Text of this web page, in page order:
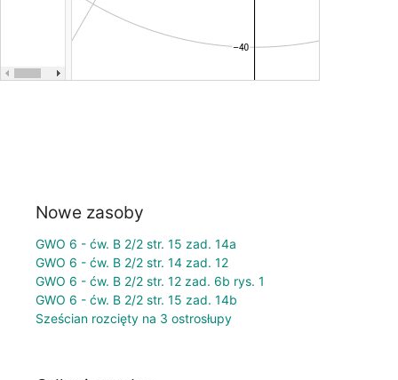
Nowe zasoby
GWO 6 - ćw. B 2/2 str. 15 zad. 14a
GWO 6 - ćw. B 2/2 str. 14 zad. 12
GWO 6 - ćw. B 2/2 str. 12 zad. 6b rys. 1
GWO 6 - ćw. B 2/2 str. 15 zad. 14b
Sześcian rozcięty na 3 ostrosłupy